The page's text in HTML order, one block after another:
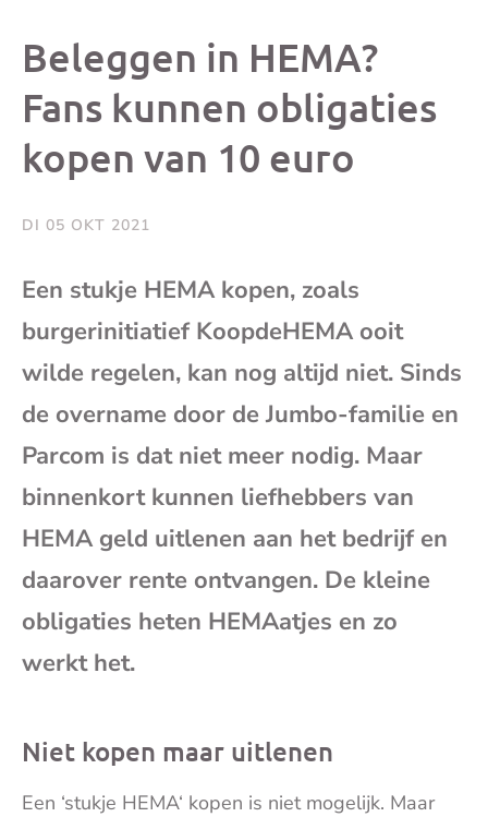
bericht
op
bericht
Beleggen in HEMA?
Fans kunnen obligaties
kopen van 10 euro
DI 05 OKT 2021
Een stukje HEMA kopen, zoals
burgerinitiatief KoopdeHEMA ooit
wilde regelen, kan nog altijd niet. Sinds
de overname door de Jumbo-familie en
Parcom is dat niet meer nodig. Maar
binnenkort kunnen liefhebbers van
HEMA geld uitlenen aan het bedrijf en
daarover rente ontvangen. De kleine
obligaties heten HEMAatjes en zo
werkt het.
Niet kopen maar uitlenen
Een ‘stukje HEMA‘ kopen is niet mogelijk. Maar